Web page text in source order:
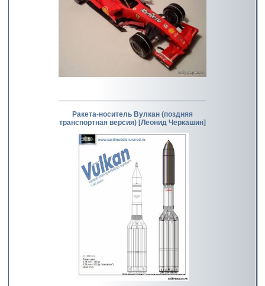
Ракета-носитель Вулкан (поздняя
транспортная версия) [Леонид Черкашин]